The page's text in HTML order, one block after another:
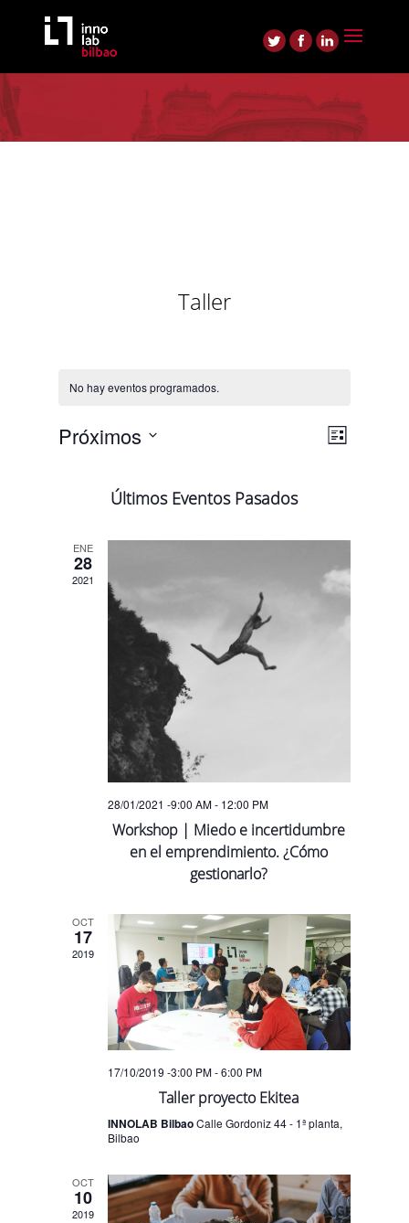
Taller
No hay eventos programados.
de
Lista
Próximos
Últimos Eventos Pasados
ENE
28
2021
28/01/2021 -9:00 AM- 12:00 PM
Workshop | Miedo e incertidumbre
en el emprendimiento. ¿Cómo
gestionarlo?
OCT
17
2019
17/10/2019 -3:00 PM-6:00 PM
Taller proyecto Ekitea
INNOLAB BilbaoCalle Gordoniz 44 - 1ª planta,
Bilbao
OCT
10
2019